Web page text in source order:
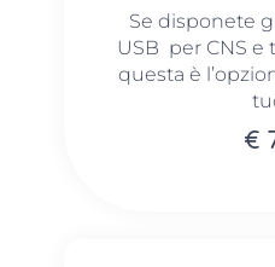
Se disponete
USB per CNS e
questa è
€